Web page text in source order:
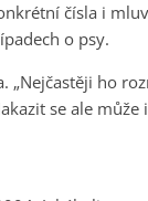
čísla i
o psy.
ho
se ale může